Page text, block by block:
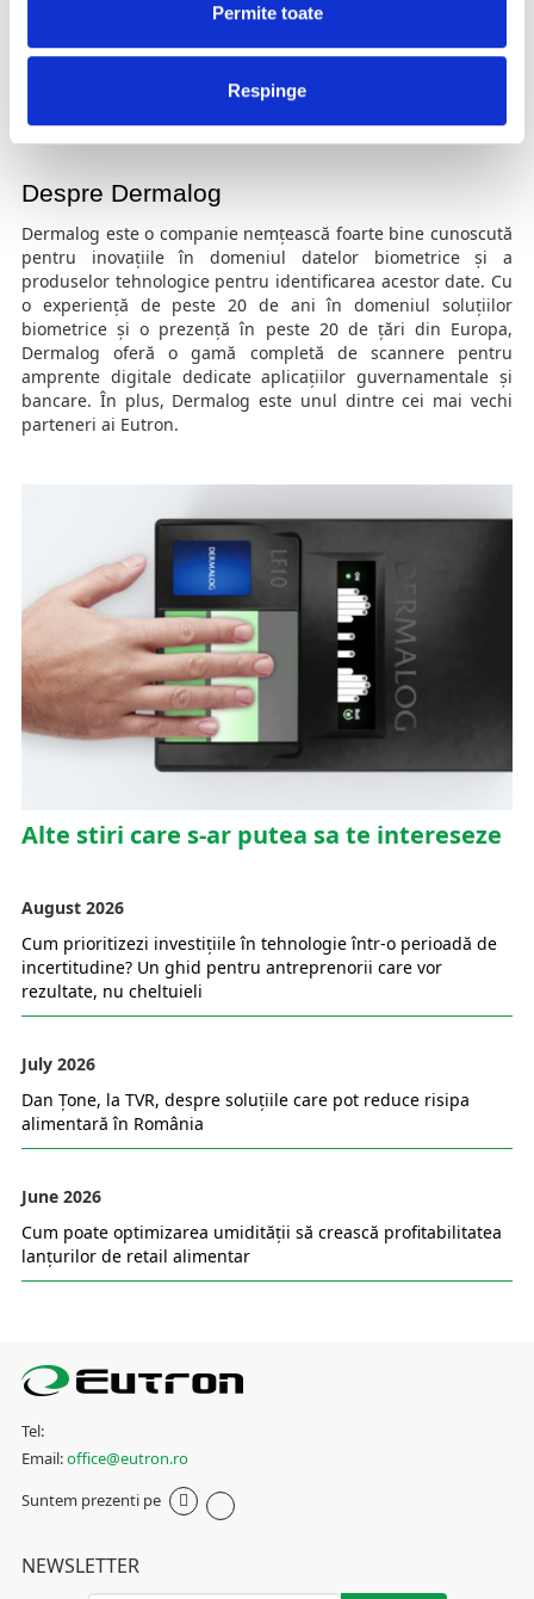
Permite toate
Respinge
obicei, prin intermediul unui cablu USB.
Înainte de a investi într-un scanner pentru captarea
avizat pentru a afla cu exactitate de ce aveți nevoie, pentru a
achiziționa produsul potrivit pentru nevoile dumneavoastră.
Despre Dermalog
Dermalog este o companie nemțească foarte bine cunoscută
pentru inovațiile în domeniul datelor biometrice și a
produselor tehnologice pentru identificarea acestor date. Cu
o experiență de peste 20 de ani în domeniul soluțiilor
biometrice și o prezență în peste 20 de țări din Europa,
Dermalog oferă o gamă completă de scannere pentru
amprente digitale dedicate aplicațiilor guvernamentale și
bancare. În plus, Dermalog este unul dintre cei mai vechi
parteneri ai Eutron.
Alte stiri care s-ar putea sa te intereseze
August 2026
Cum prioritizezi investițiile în tehnologie într-o perioadă de
incertitudine? Un ghid pentru antreprenorii care vor
rezultate, nu cheltuieli
July 2026
Dan Țone, la TVR, despre soluțiile care pot reduce risipa
alimentară în România
June 2026
Cum poate optimizarea umidității să crească profitabilitatea
lanțurilor de retail alimentar
Tel:
Email:office@eutron.ro
Suntem prezenti pe
NEWSLETTER